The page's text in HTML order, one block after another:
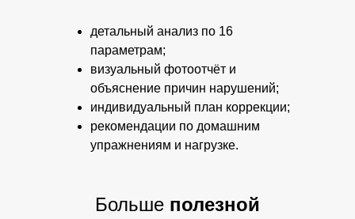
детальный анализ по 16
параметрам;
визуальный фотоотчёт и
объяснение причин нарушений;
индивидуальный план коррекции;
рекомендации по домашним
упражнениям и нагрузке.
Больше полезной